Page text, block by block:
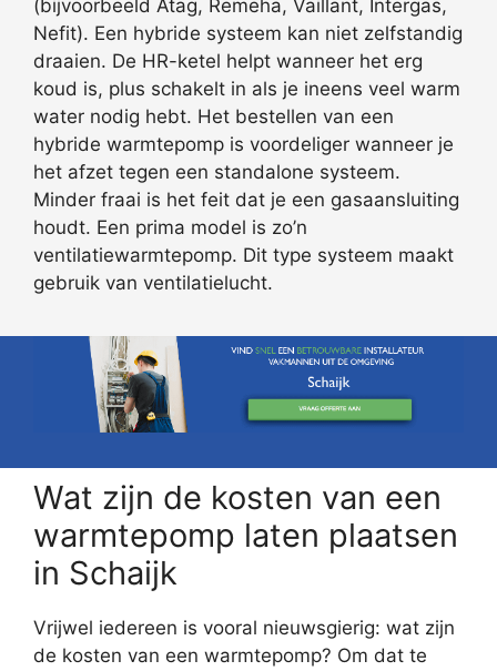
(bijvoorbeeld Atag, Remeha, Vaillant, Intergas,
Nefit). Een hybride systeem kan niet zelfstandig
draaien. De HR-ketel helpt wanneer het erg
koud is, plus schakelt in als je ineens veel warm
water nodig hebt. Het bestellen van een
hybride warmtepomp is voordeliger wanneer je
het afzet tegen een standalone systeem.
Minder fraai is het feit dat je een gasaansluiting
houdt. Een prima model is zo’n
ventilatiewarmtepomp. Dit type systeem maakt
gebruik van ventilatielucht.
Wat zijn de kosten van een
warmtepomp laten plaatsen
in Schaijk
Vrijwel iedereen is vooral nieuwsgierig: wat zijn
de kosten van een warmtepomp? Om dat te